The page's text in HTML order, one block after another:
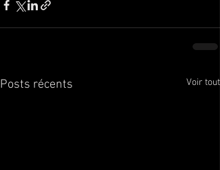
Posts récents Voir tout